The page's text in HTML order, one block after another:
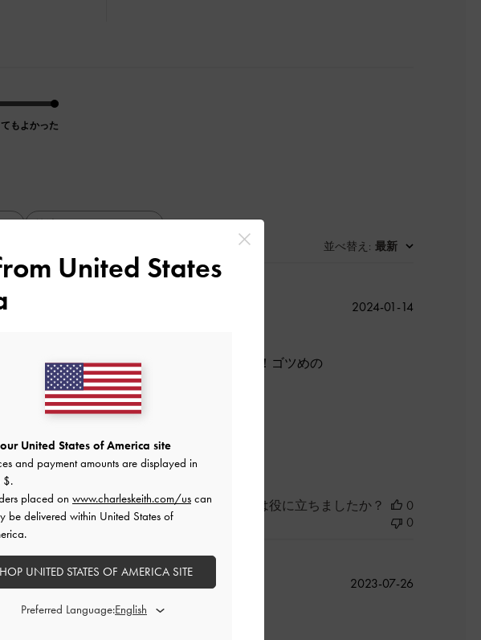
てもよかった
快適さ
並べ替え : 最新
。つま先がぷっくりしていてかわいいです！ゴツめの
で気に入りました！
とてもよかった
公
2024-01-14
このレビューは役に立ちましたか？
0
0
公
2023-07-26
United States
United States of America site
and payment amounts are displayed in
$.
placed on www.charleskeith.com/us can
be delivered within United States of
UNITED STATES OF AMERICA SITE
Preferred Language: